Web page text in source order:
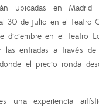
ubicadas en Madrid
30 de julio en el Teatro
diciembre en el Teatro
las entradas a través
el precio ronda
una experiencia